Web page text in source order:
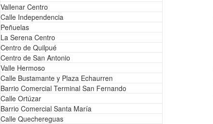
Vallenar Centro
Calle Independencia
Peñuelas
La Serena Centro
Centro de Quilpué
Centro de San Antonio
Valle Hermoso
Calle Bustamante y Plaza Echaurren
Barrio Comercial Terminal San Fernando
Calle Ortúzar
Barrio Comercial Santa María
Calle Quechereguas